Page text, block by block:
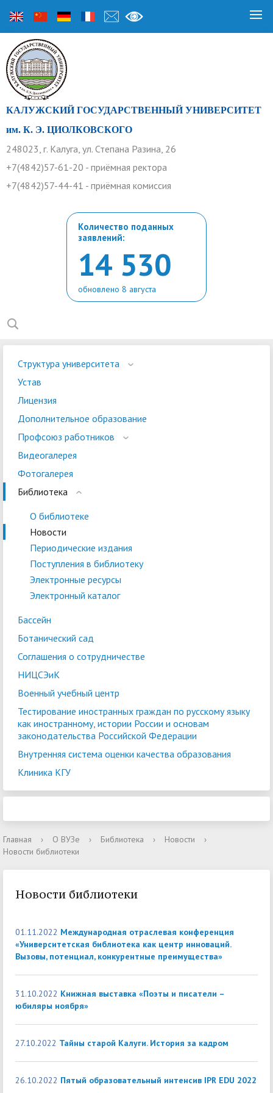
КАЛУЖСКИЙ ГОСУДАРСТВЕННЫЙ УНИВЕРСИТЕТ
им. К. Э. ЦИОЛКОВСКОГО
248023, г. Калуга, ул. Степана Разина, 26
+7(4842)57-61-20 - приёмная ректора
+7(4842)57-44-41 - приёмная комиссия
Количество поданных
заявлений:
14 530
обновлено 8 августа
Структура университета
Устав
Лицензия
Дополнительное образование
Профсоюз работников
Видеогалерея
Фотогалерея
Библиотека
О библиотеке
Новости
Периодические издания
Поступления в библиотеку
Электронные ресурсы
Электронный каталог
Бассейн
Ботанический сад
Соглашения о сотрудничестве
НИЦСЭиК
Военный учебный центр
Тестирование иностранных граждан по русскому языку
как иностранному, истории России и основам
законодательства Российской Федерации
Внутренняя система оценки качества образования
Клиника КГУ
Главная › О ВУЗе › Библиотека › Новости
›
Новости библиотеки
Новости библиотеки
01.11.2022 Международная отраслевая конференция
«Университетская библиотека как центр инноваций.
Вызовы, потенциал, конкурентные преимущества»
31.10.2022 Книжная выставка «Поэты и писатели –
юбиляры ноября»
27.10.2022 Тайны старой Калуги. История за кадром
26.10.2022 Пятый образовательный интенсив IPR EDU 2022